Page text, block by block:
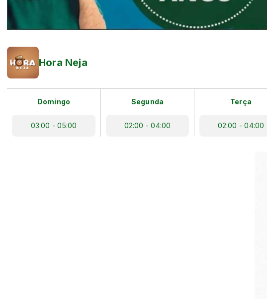
Hora Neja
Domingo
03:00 - 05:00
Segunda
02:00 - 04:00
Terça
02:00 - 04:00